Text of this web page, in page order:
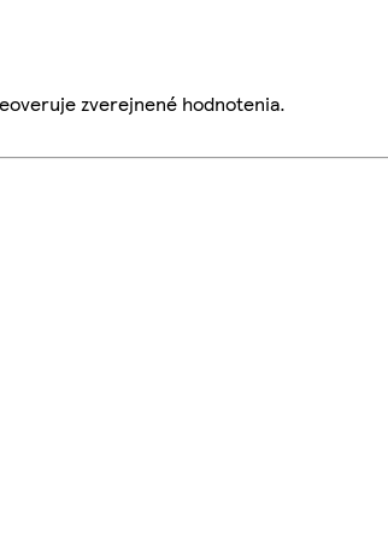
zverejnené hodnotenia.